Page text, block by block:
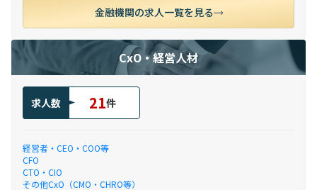
金融機関の求人一覧を見る
CxO・経営人材
求人数 21件
経営者・CEO・COO等
CFO
CTO・CIO
その他CxO（CMO・CHRO等）